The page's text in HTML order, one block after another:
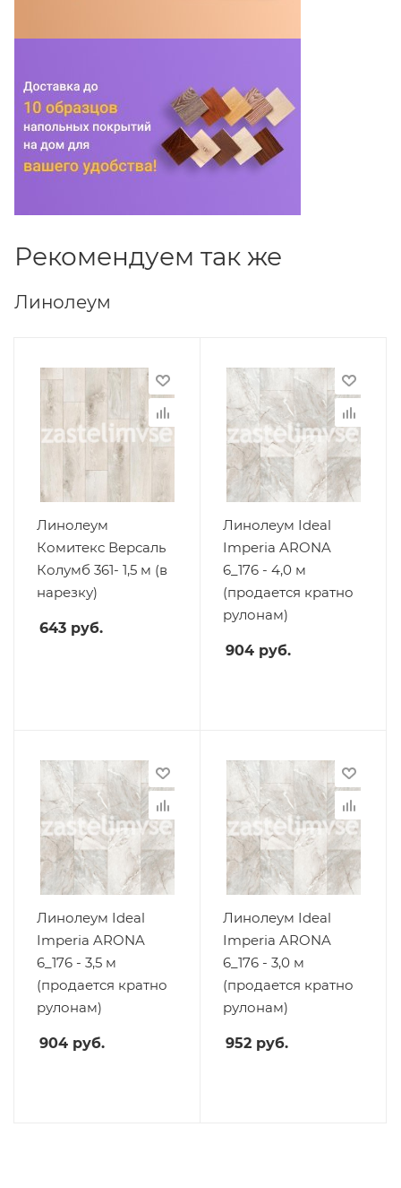
Рекомендуем так же
Линолеум
Линолеум
Комитекс Версаль
Колумб 361- 1,5 м (в
нарезку)
643 руб.
Линолеум Ideal
Imperia ARONA
6_176 - 4,0 м
(продается кратно
рулонам)
904 руб.
Линолеум Ideal
Imperia ARONA
6_176 - 3,5 м
(продается кратно
рулонам)
904 руб.
Линолеум Ideal
Imperia ARONA
6_176 - 3,0 м
(продается кратно
рулонам)
952 руб.